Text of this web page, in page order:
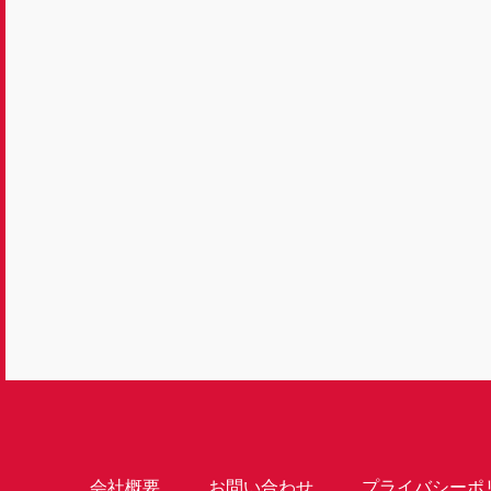
会社概要 お問い合わせ プライバシーポ